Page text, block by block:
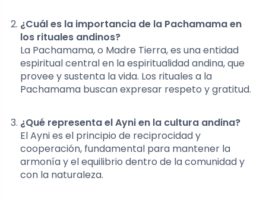
¿Cuál es la importancia de la Pachamama en
los rituales andinos?
La Pachamama, o Madre Tierra, es una entidad
espiritual central en la espiritualidad andina, que
provee y sustenta la vida. Los rituales a la
Pachamama buscan expresar respeto y gratitud.
¿Qué representa el Ayni en la cultura andina?
El Ayni es el principio de reciprocidad y
cooperación, fundamental para mantener la
armonía y el equilibrio dentro de la comunidad y
con la naturaleza.